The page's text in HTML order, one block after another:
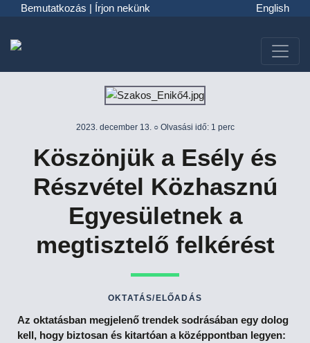
Bemutatkozás | Írjon nekünk English
2023. december 13. ○ Olvasási idő: 1 perc
Köszönjük a Esély és
Részvétel Közhasznú
Egyesületnek a
megtisztelő felkérést
OKTATÁS/ELŐADÁS
Az oktatásban megjelenő trendek sodrásában egy dolog
kell, hogy biztosan és kitartóan a középpontban legyen: